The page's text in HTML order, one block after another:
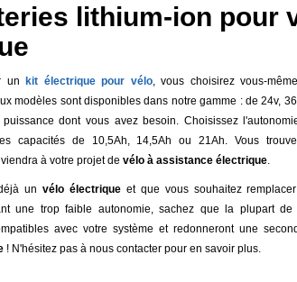
lithium-ion pour
unkit électrique pour vélo, vous choisirez vous-
modèles sont disponibles dans notre gamme : de 24v,
dont vous avez besoin. Choisissez
capacités de 10,5Ah, 14,5Ah ou 21Ah. Vous
à votre projet de vélo à assistance électrique.
unvélo électrique et que vous souhaitez
une trop faible autonomie, sachez que la plupart
avec votre système et redonneront une
! N'hésitez pas à nous contacter pour en savoir plus.